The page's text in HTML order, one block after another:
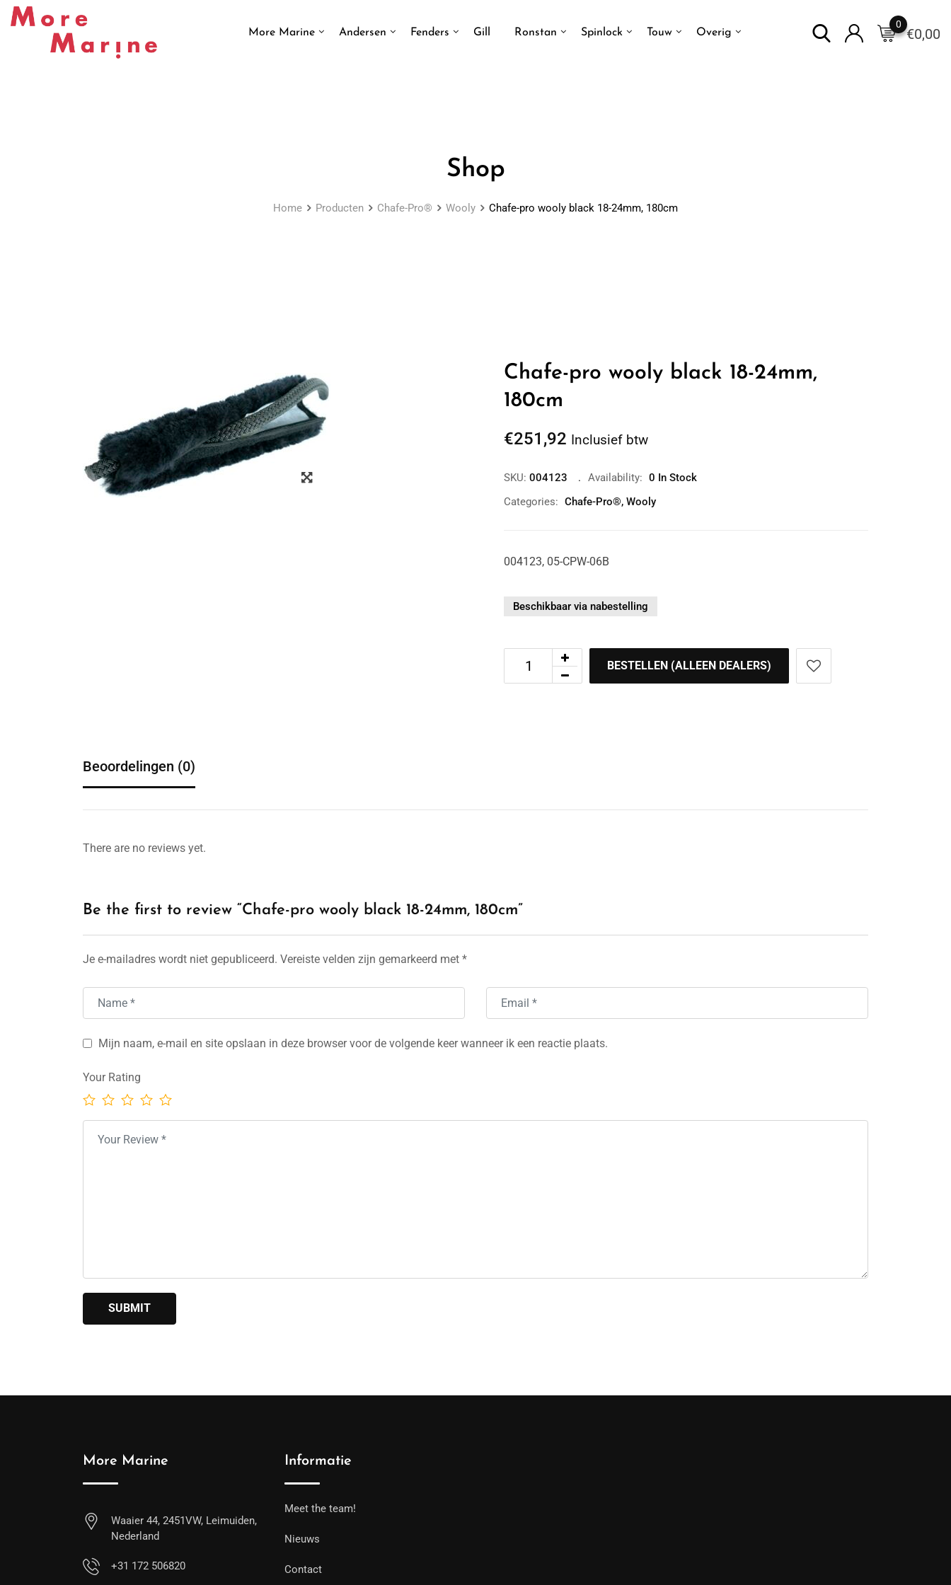
Skip
More Marine Andersen Fenders Gill Ronstan Spinlock Touw Overig €0,00
0
Shop
Home Producten Chafe-Pro® Wooly Chafe-pro wooly black 18-24mm, 180cm
Zoom
Chafe-pro wooly black 18-24mm,
180cm
€251,92 Inclusief btw
SKU: 004123 Availability: 0 In Stock
Categories: Chafe-Pro®, Wooly
004123, 05-CPW-06B
Beschikbaar via nabestelling
BESTELLEN (ALLEEN DEALERS)
Beoordelingen (0)
There are no reviews yet.
Be the first to review “Chafe-pro wooly black 18-24mm, 180cm”
Je e-mailadres wordt niet gepubliceerd. Vereiste velden zijn gemarkeerd met *
Mijn naam, e-mail en site opslaan in deze browser voor de volgende keer wanneer ik een reactie plaats.
Your Rating
More Marine
Waaier 44, 2451VW, Leimuiden,
Nederland
+31 172 506820
Informatie
Meet the team!
Nieuws
Contact